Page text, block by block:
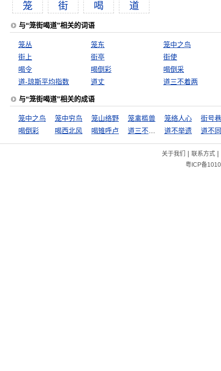
笼 街 喝 道
与“笼街喝道”相关的词语
笼丛 笼东
笼中之鸟
街上
街亭
街使
喝令
喝倒彩
喝倒采
道-琼斯平均指数
道丈 道三不着两
与“笼街喝道”相关的成语
笼中之鸟 笼中穷鸟 笼山络野 笼禽槛兽 笼络人心
街号
喝倒彩
喝西北风 喝雉呼卢 道不举遗
关于我们 | 联系方式|
粤ICP备